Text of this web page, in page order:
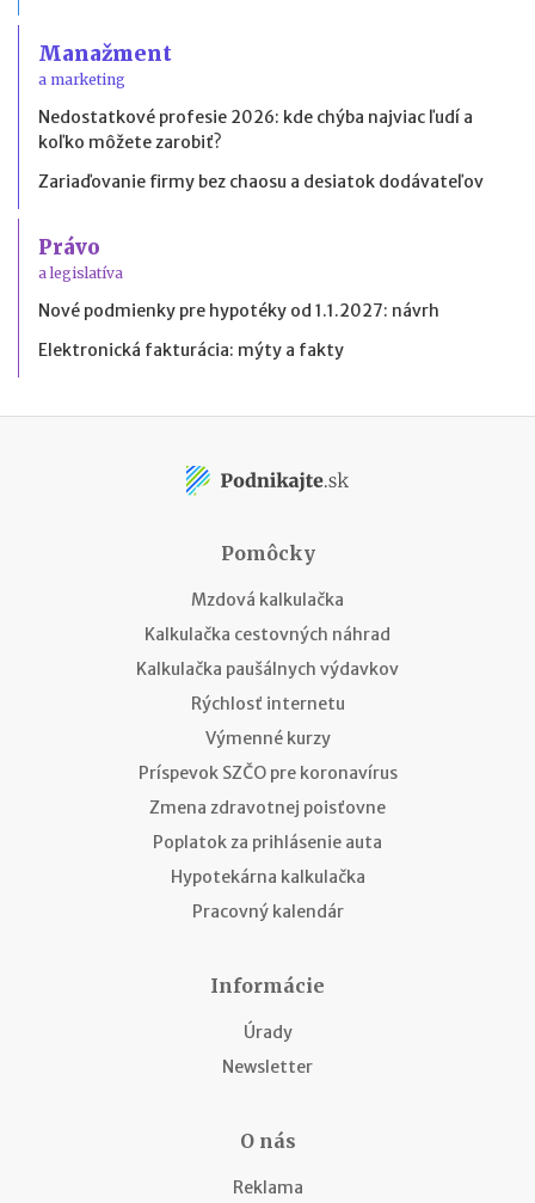
Manažment
a marketing
Nedostatkové profesie 2026: kde chýba najviac ľudí a
koľko môžete zarobiť?
Zariaďovanie firmy bez chaosu a desiatok dodávateľov
Právo
a legislatíva
Nové podmienky pre hypotéky od 1.1.2027: návrh
Elektronická fakturácia: mýty a fakty
Pomôcky
Mzdová kalkulačka
Kalkulačka cestovných náhrad
Kalkulačka paušálnych výdavkov
Rýchlosť internetu
Výmenné kurzy
Príspevok SZČO pre koronavírus
Zmena zdravotnej poisťovne
Poplatok za prihlásenie auta
Hypotekárna kalkulačka
Pracovný kalendár
Informácie
Úrady
Newsletter
O nás
Reklama